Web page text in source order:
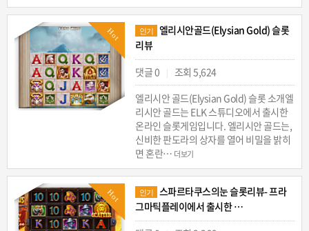
Hot 인기
엘리시안골드(Elysian Gold) 슬롯
리뷰
댓글 0
| 조회 5,624
엘리시안 골드(Elysian Gold) 슬롯 소개엘
리시안 골드는 ELK 스튜디오에서 출시한
온라인 슬롯게임입니다. 엘리시안 골드는,
신비한 판도라의 상자를 열어 비밀을 밝히
면 혼란… 더보기
Hot 인기
스파르타쿠스의눈 슬롯리뷰- 프라
그마틱플레이에서 출시한 …